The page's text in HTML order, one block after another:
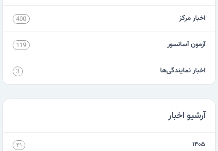
اخبار مرکز 400
آزمون آسانسور 119
اخبار نمایندگی‌ها 3
آرشیو اخبار
۱۴۰۵ ۴۱